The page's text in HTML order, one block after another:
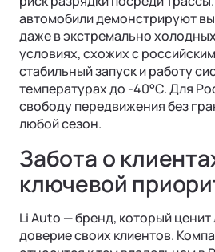
автомобили демонстрируют
даже в экстремально
условиях, схожих с
стабильный запуск и работу
температурах до -40°C. Для
свободу передвижения без
любой сезон.
Забота о
ключевой
Li Auto — бренд, который ценит
доверие своих клиентов.